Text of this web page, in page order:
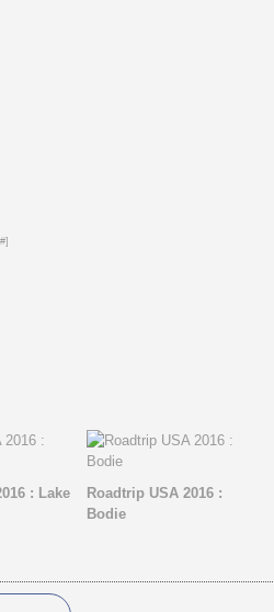
#]
: Lake
Roadtrip USA 2016 :
Bodie